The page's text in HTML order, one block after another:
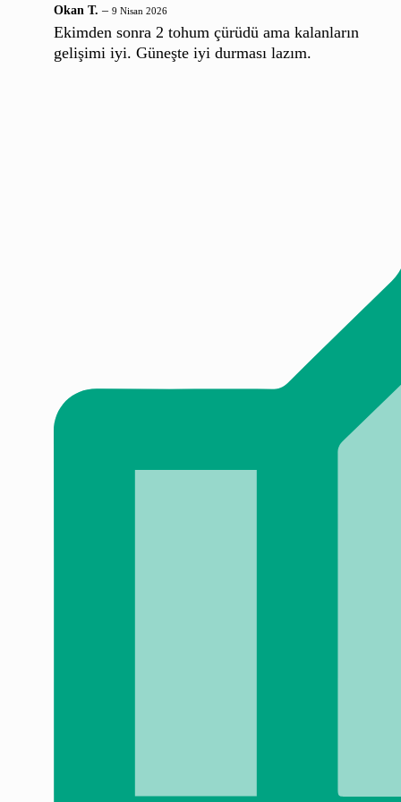
Okan T. – 9 Nisan 2026
Ekimden sonra 2 tohum çürüdü ama kalanların
gelişimi iyi. Güneşte iyi durması lazım.